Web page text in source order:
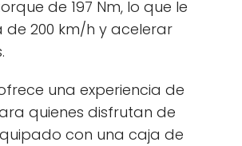
de 197 Nm, lo que le
200 km/h y acelerar
una experiencia de
quienes disfrutan de
con una caja de